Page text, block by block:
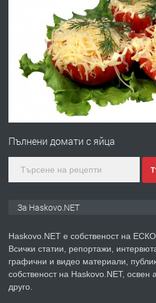
Давам гараж
№4120
градската
ПРЕДЛАГА
Продавам
Пълнени домати с яйца
За Haskovo.NET
Haskovo.NET е собственост на
Всички статии, репортажи,
графични и видео материали,
собственост на Haskovo.NET, освен
друго.